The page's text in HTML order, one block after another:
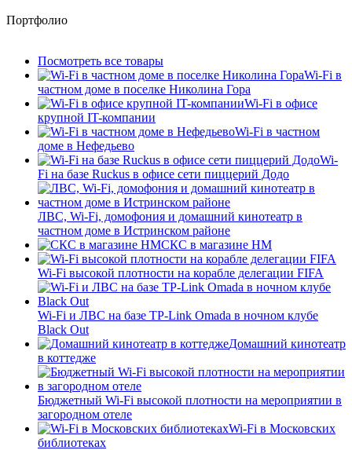
Портфолио
Посмотреть все товары
Wi-Fi в
частном доме в поселке Николина Гора
Wi-Fi в офисе
крупной IT-компании
Wi-Fi в частном
доме в Нефедьево
Wi-
Fi на базе Ruckus в офисе сети пиццерий Додо
ЛВС, Wi-Fi, домофония и домашний кинотеатр в
частном доме в Истринском районе
СКС в магазине HM
Wi-Fi высокой плотности на корабле делегации FIFA
Wi-Fi и ЛВС на базе TP-Link Omada в ночном клубе
Black Out
Домашний кинотеатр
в коттедже
Бюджетный Wi-Fi высокой плотности на мероприятии в
загородном отеле
Wi-Fi в Московских
библиотеках